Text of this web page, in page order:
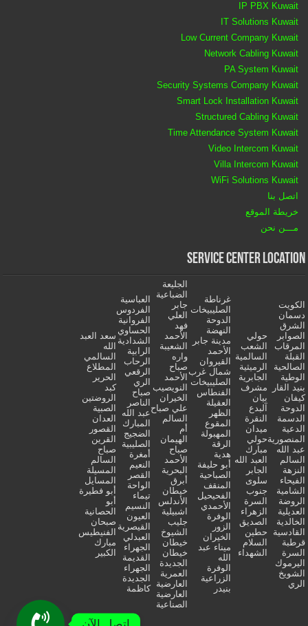
IP PBX Kuwait
IT Solutions Kuwait
Low Current Company Kuwait
Network Cabling Kuwait
PA System Kuwait
Security Systems Company Kuwait
Smart Lock Installation Kuwait
Structured Cabling Kuwait
Time Attendance System Kuwait
Video Intercom Kuwait
Villa Intercom Kuwait
WiFi Solutions Kuwait
اتصل بنا
خريطة الموقع
مـــن نحن
Service Center Location
الكويت
دسمان
الشرق
الصوابر
المرقاب
القبلة
الصالحية
الوطية
بنيد القار
كيفان
الدوحة
الدسمة
الدعية
المنصورية
عبد الله
السالم
النزهة
الفيحاء
الشامية
الروضة
العديلية
الخالدية
القادسية
قرطبة
السرة
اليرموك
الشويخ
الري
حولي
الشعب
السالمية
الرميثية
الجابرية
مشرف
بيان
آلبدع
النقرة
ميدان
حولي
مبارك
العبد الله
الجابر
سلوى
جنوب
السرة
الزهراء
الصديق
حطين
السلام
الشهداء
غرناطة
الصليبيخات
الدوحة
النهضة
مدينة جابر
الأحمد
القيروان
شمال غرب
الصليبيخات
الفنطاس
العقيلة
الظهر
المقوع
المهبولة
الرقة
هدية
أبو حليفة
الصباحية
المنقف
الفحيحيل
الأحمدي
الوفرة
الزور
الخيران
ميناء عبد
الله
الوفرة
الزراعية
بنيدر
الجليعة
الضباعية
جابر
العلي
فهد
الأحمد
الشعيبة
واره
صباح
الأحمد
النويصيب
الخيران
علي صباح
السالم
أم
الهيمان
صباح
الأحمد
البحرية
أبرق
خيطان
الأندلس
اشبيلية
جليب
الشيوخ
خيطان
خيطان
الجديدة
العمرية
العارضية
العارضية
الصناعية
العباسية
الفردوس
الفروانية
الحساوي
الشدادية
الرابية
الرحاب
الرقعي
الري
صباح
الناصر
عبد الله
المبارك
الضجيج
الصليبية
أمغرة
النعيم
القصر
الواحة
تيماء
النسيم
العيون
القيصرية
العبدلي
الجهراء
القديمة
الجهراء
الجديدة
كاظمة
سعد العبد
الله
السالمي
المطلاع
الحرير
كبد
الروضتين
الصبية
العدان
القصور
القرين
صباح
السالم
المسيلة
المسايل
أبو فطيرة
أبو
الحصانية
صبحان
الفنيطيس
مبارك
الكبير